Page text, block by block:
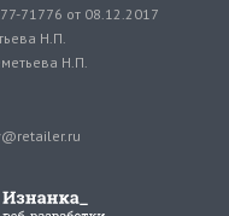
71776 от 08.12.2017
Н.П.
Н.П.